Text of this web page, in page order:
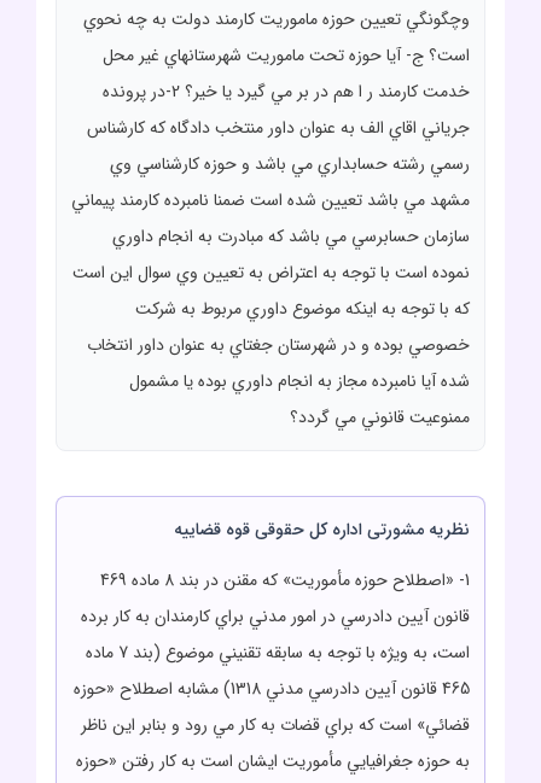
وچگونگي تعيين حوزه ماموريت کارمند دولت به چه نحوي
است؟ ج- آيا حوزه تحت ماموريت شهرستانهاي غير محل
خدمت کارمند ر ا هم در بر مي گيرد يا خير؟ 2-در پرونده
جرياني اقاي الف به عنوان داور منتخب دادگاه که کارشناس
رسمي رشته حسابداري مي باشد و حوزه کارشناسي وي
مشهد مي باشد تعيين شده است ضمنا نامبرده کارمند پيماني
سازمان حسابرسي مي باشد که مبادرت به انجام داوري
نموده است با توجه به اعتراض به تعيين وي سوال اين است
که با توجه به اينکه موضوع داوري مربوط به شرکت
خصوصي بوده و در شهرستان جغتاي به عنوان داور انتخاب
شده آيا نامبرده مجاز به انجام داوري بوده يا مشمول
ممنوعيت قانوني مي گردد؟
نظریه مشورتی اداره کل حقوقی قوه قضاییه
1- «اصطلاح حوزه مأموريت» که مقنن در بند 8 ماده 469
قانون آيين دادرسي در امور مدني براي کارمندان به کار برده
است، به ويژه با توجه به سابقه تقنيني موضوع (بند 7 ماده
465 قانون آيين دادرسي مدني 1318) مشابه اصطلاح «حوزه
قضائي» است که براي قضات به کار مي رود و بنابر اين ناظر
به حوزه جغرافيايي مأموريت ايشان است به کار رفتن «حوزه